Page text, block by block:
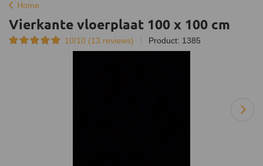
Home
Vierkante vloerplaat 100 x 100 cm
10/10 (13 reviews) Product: 1385